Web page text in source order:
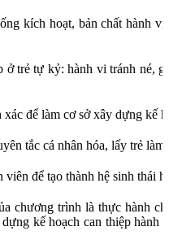
kích hoạt, bản chất hành
ở trẻ tự kỷ: hành vi tránh né,
để làm cơ sở xây dựng kế
tắc cá nhân hóa, lấy trẻ làm
để tạo thành hệ sinh thái
chương trình là thực hành
kế hoạch can thiệp hành